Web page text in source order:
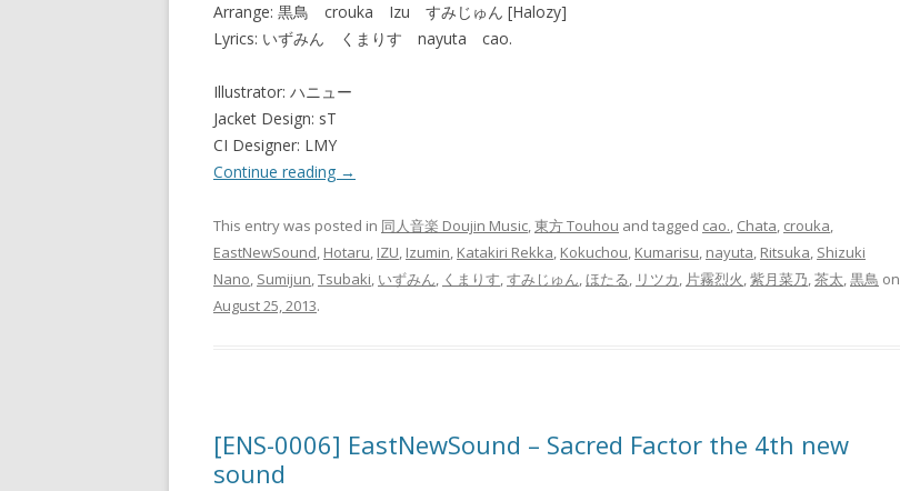
Arrange: 黒鳥 crouka Izu すみじゅん [Halozy]
Lyrics: いずみん くまりす nayuta cao.
Illustrator: ハニュー
Jacket Design: sT
CI Designer: LMY
Continue reading →
This entry was posted in 同人音楽 Doujin Music,東方 Touhou and tagged cao., Chata, crouka,
EastNewSound, Hotaru, IZU, Izumin, Katakiri Rekka, Kokuchou, Kumarisu, nayuta, Ritsuka, Shizuki
Nano, Sumijun,Tsubaki, いずみん, くまりす,すみじゅん,ほたる, リツカ, 片霧烈火,紫月菜乃,茶太,黒鳥 on
August 25, 2013.
[ENS-0006] EastNewSound – Sacred Factor the 4th new
sound